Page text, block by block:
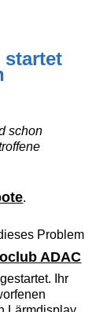
schon
.
Problem
ADAC
Ihr